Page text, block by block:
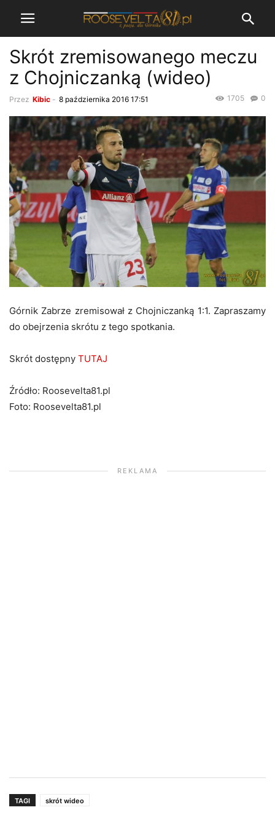
Skrót zremisowanego meczu
z Chojniczanką (wideo)
Przez Kibic - 8 października 2016 17:51 0
1705
Górnik Zabrze zremisował z Chojniczanką 1:1. Zapraszamy
do obejrzenia skrótu z tego spotkania.
Skrót dostępny TUTAJ
Źródło: Roosevelta81.pl
Foto: Roosevelta81.pl
REKLAMA
TAGI skrót wideo